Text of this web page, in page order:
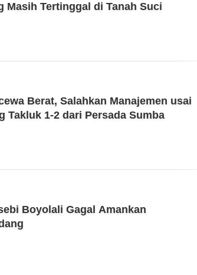
Masih Tertinggal di Tanah Suci
Berat, Salahkan Manajemen usai
Takluk 1-2 dari Persada Sumba
Boyolali Gagal Amankan